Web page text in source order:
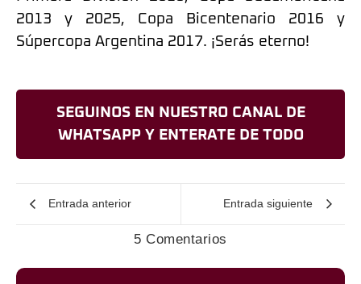
2013 y 2025, Copa Bicentenario 2016 y
Súpercopa Argentina 2017. ¡Serás eterno!
SEGUINOS EN NUESTRO CANAL DE
WHATSAPP Y ENTERATE DE TODO
Entrada anterior Entrada siguiente
5 Comentarios